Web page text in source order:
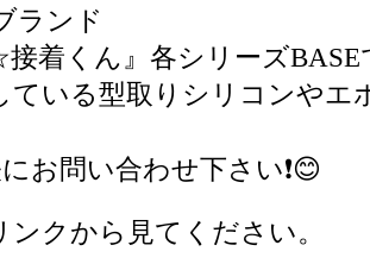
ランド
接着くん』各シリーズBASE
ている型取りシリコンやエ
お問い合わせ下さい❗️😊
ンクから見てください。